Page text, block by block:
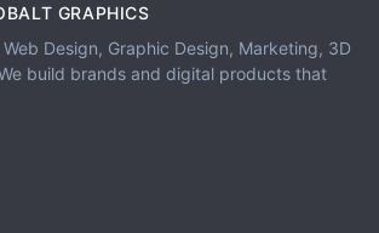
GRAPHICS
Design, Graphic Design, Marketing, 3D
build brands and digital products that